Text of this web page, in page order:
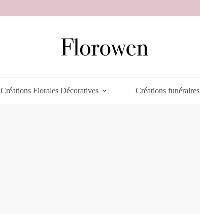
Créations Florales Décoratives Créations funéraires